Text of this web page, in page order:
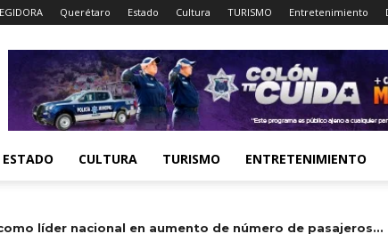
Querétaro Estado Cultura TURISMO Entretenimiento
ESTADO CULTURA TURISMO ENTRETENIMIENTO
líder nacional en aumento de número de pasajeros...